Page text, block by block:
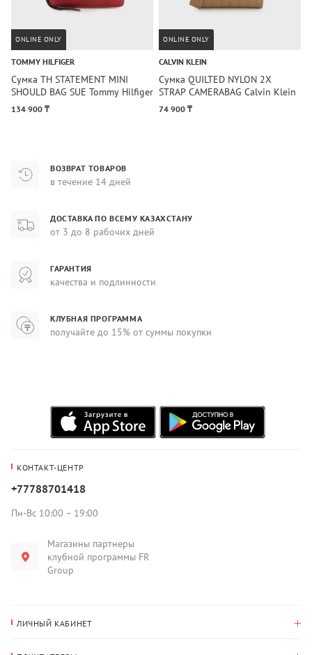
ONLINE ONLY
TOMMY HILFIGER
Сумка TH STATEMENT MINI
SHOULD BAG SUE Tommy Hilfiger
134 900 ₸
ONLINE ONLY
CALVIN KLEIN
Сумка QUILTED NYLON 2X
STRAP CAMERABAG Calvin Klein
74 900 ₸
ВОЗВРАТ ТОВАРОВ
в течение 14 дней
ДОСТАВКА ПО ВСЕМУ КАЗАХСТАНУ
от 3 до 8 рабочих дней
ГАРАНТИЯ
качества и подлинности
КЛУБНАЯ ПРОГРАММА
получайте до 15% от суммы покупки
КОНТАКТ-ЦЕНТР
+77788701418
Пн-Вс 10:00 – 19:00
Магазины партнеры
клубной программы FR
Group
ЛИЧНЫЙ КАБИНЕТ